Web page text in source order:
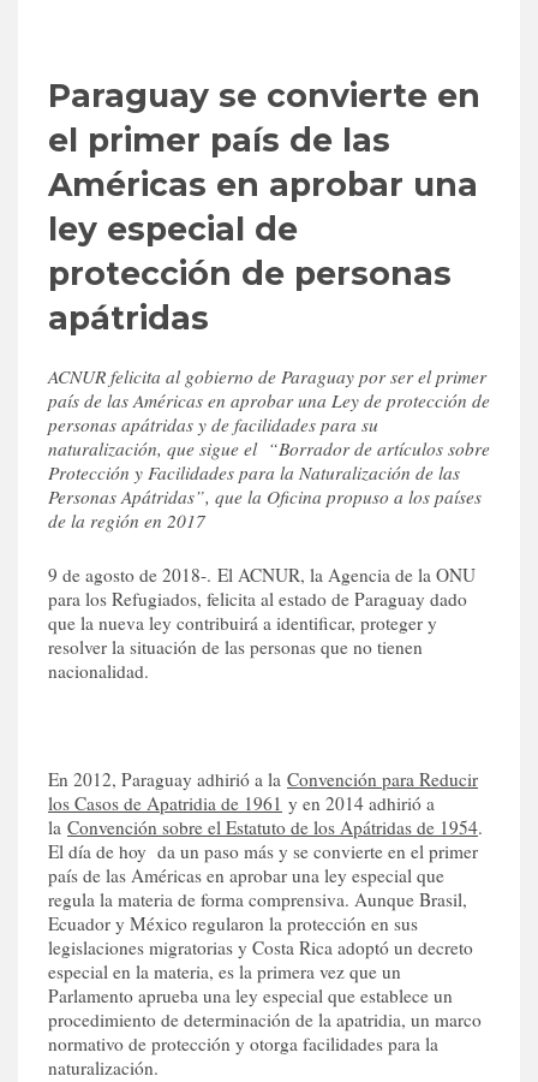
Paraguay se convierte en
el primer país de las
Américas en aprobar una
ley especial de
protección de personas
apátridas
ACNUR felicita al gobierno de Paraguay por ser el primer
país de las Américas en aprobar una Ley de protección de
personas apátridas y de facilidades para su
naturalización, que sigue el “Borrador de artículos sobre
Protección y Facilidades para la Naturalización de las
Personas Apátridas”, que la Oficina propuso a los países
de la región en 2017
9 de agosto de 2018-. El ACNUR, la Agencia de la ONU
para los Refugiados, felicita al estado de Paraguay dado
que la nueva ley contribuirá a identificar, proteger y
resolver la situación de las personas que no tienen
nacionalidad.
En 2012, Paraguay adhirió a la Convención para Reducir
los Casos de Apatridia de 1961 y en 2014 adhirió a
la Convención sobre el Estatuto de los Apátridas de 1954.
El día de hoy da un paso más y se convierte en el primer
país de las Américas en aprobar una ley especial que
regula la materia de forma comprensiva. Aunque Brasil,
Ecuador y México regularon la protección en sus
legislaciones migratorias y Costa Rica adoptó un decreto
especial en la materia, es la primera vez que un
Parlamento aprueba una ley especial que establece un
procedimiento de determinación de la apatridia, un marco
normativo de protección y otorga facilidades para la
naturalización.